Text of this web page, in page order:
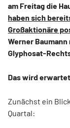
am Freitag die
haben sich
Großaktionäre
Werner
Glyphosat-
Das wird erwartet
Zunächst ein
Quartal: